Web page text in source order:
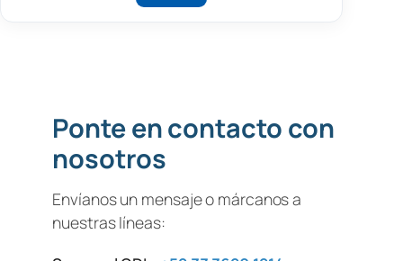
Ponte en contacto con
nosotros
Envíanos un mensaje o márcanos a
nuestras líneas: